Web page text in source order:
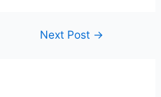
Next Post →